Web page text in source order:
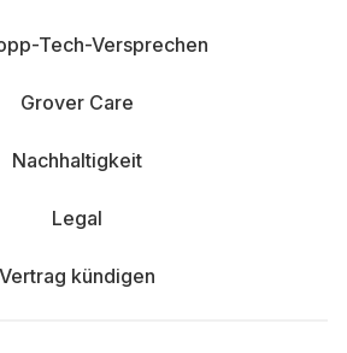
Tech-Versprechen
Grover Care
Nachhaltigkeit
Legal
Vertrag kündigen